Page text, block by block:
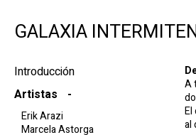
GALAXIA
Introducción
Artistas
Erik Arazi
Marcela Astorga
A
El
al